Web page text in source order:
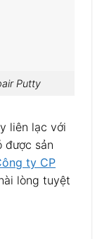
Putty
liên lạc với
được sản
ty CP
lòng tuyệt